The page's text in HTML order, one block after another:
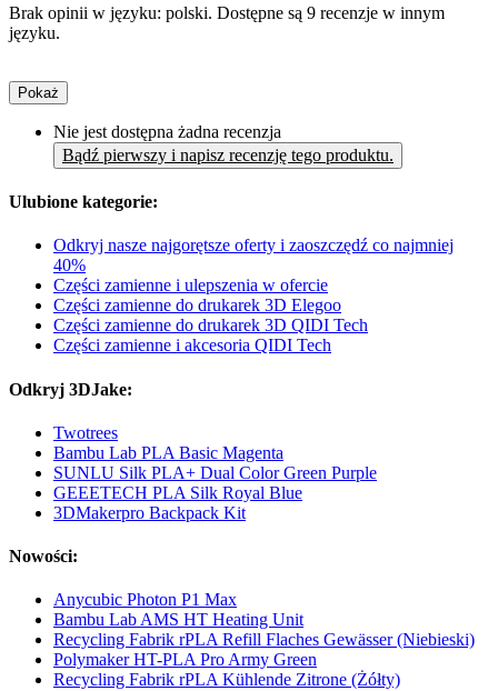
Brak opinii w języku: polski. Dostępne są 9 recenzje w innym
języku.
Pokaż
Nie jest dostępna żadna recenzja
Bądź pierwszy i napisz recenzję tego produktu.
Ulubione kategorie:
Odkryj nasze najgorętsze oferty i zaoszczędź co najmniej
40%
Części zamienne i ulepszenia w ofercie
Części zamienne do drukarek 3D Elegoo
Części zamienne do drukarek 3D QIDI Tech
Części zamienne i akcesoria QIDI Tech
Odkryj 3DJake:
Twotrees
Bambu Lab PLA Basic Magenta
SUNLU Silk PLA+ Dual Color Green Purple
GEEETECH PLA Silk Royal Blue
3DMakerpro Backpack Kit
Nowości:
Anycubic Photon P1 Max
Bambu Lab AMS HT Heating Unit
Recycling Fabrik rPLA Refill Flaches Gewässer (Niebieski)
Polymaker HT-PLA Pro Army Green
Recycling Fabrik rPLA Kühlende Zitrone (Żółty)